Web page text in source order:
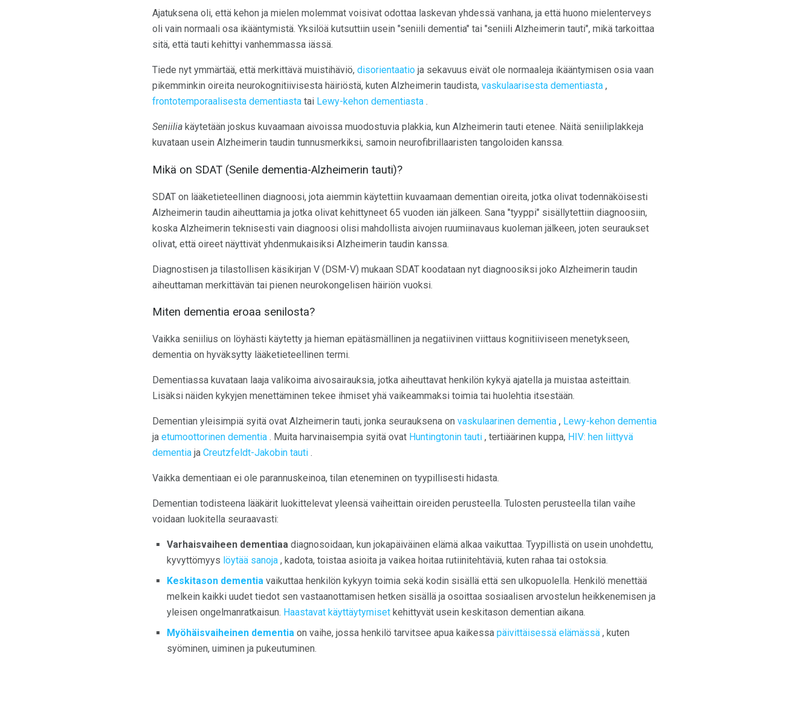
Ajatuksena oli, että kehon ja mielen molemmat voisivat odottaa laskevan yhdessä vanhana, ja että huono mielenterveys
oli vain normaali osa ikääntymistä. Yksilöä kutsuttiin usein "seniili dementia" tai "seniili Alzheimerin tauti", mikä tarkoittaa
sitä, että tauti kehittyi vanhemmassa iässä.
Tiede nyt ymmärtää, että merkittävä muistihäviö, disorientaatio ja sekavuus eivät ole normaaleja ikääntymisen osia vaan
pikemminkin oireita neurokognitiivisesta häiriöstä, kuten Alzheimerin taudista, vaskulaarisesta dementiasta ,
frontotemporaalisesta dementiasta tai Lewy-kehon dementiasta .
Seniilia käytetään joskus kuvaamaan aivoissa muodostuvia plakkia, kun Alzheimerin tauti etenee. Näitä seniiliplakkeja
kuvataan usein Alzheimerin taudin tunnusmerkiksi, samoin neurofibrillaaristen tangoloiden kanssa.
Mikä on SDAT (Senile dementia-Alzheimerin tauti)?
SDAT on lääketieteellinen diagnoosi, jota aiemmin käytettiin kuvaamaan dementian oireita, jotka olivat todennäköisesti
Alzheimerin taudin aiheuttamia ja jotka olivat kehittyneet 65 vuoden iän jälkeen. Sana "tyyppi" sisällytettiin diagnoosiin,
koska Alzheimerin teknisesti vain diagnoosi olisi mahdollista aivojen ruumiinavaus kuoleman jälkeen, joten seuraukset
olivat, että oireet näyttivät yhdenmukaisiksi Alzheimerin taudin kanssa.
Diagnostisen ja tilastollisen käsikirjan V (DSM-V) mukaan SDAT koodataan nyt diagnoosiksi joko Alzheimerin taudin
aiheuttaman merkittävän tai pienen neurokongelisen häiriön vuoksi.
Miten dementia eroaa senilosta?
Vaikka seniilius on löyhästi käytetty ja hieman epätäsmällinen ja negatiivinen viittaus kognitiiviseen menetykseen,
dementia on hyväksytty lääketieteellinen termi.
Dementiassa kuvataan laaja valikoima aivosairauksia, jotka aiheuttavat henkilön kykyä ajatella ja muistaa asteittain.
Lisäksi näiden kykyjen menettäminen tekee ihmiset yhä vaikeammaksi toimia tai huolehtia itsestään.
Dementian yleisimpiä syitä ovat Alzheimerin tauti, jonka seurauksena on vaskulaarinen dementia , Lewy-kehon dementia
ja etumoottorinen dementia . Muita harvinaisempia syitä ovat Huntingtonin tauti , tertiäärinen kuppa, HIV: hen liittyvä
dementia ja Creutzfeldt-Jakobin tauti .
Vaikka dementiaan ei ole parannuskeinoa, tilan eteneminen on tyypillisesti hidasta.
Dementian todisteena lääkärit luokittelevat yleensä vaiheittain oireiden perusteella. Tulosten perusteella tilan vaihe
voidaan luokitella seuraavasti:
Varhaisvaiheen dementiaa diagnosoidaan, kun jokapäiväinen elämä alkaa vaikuttaa. Tyypillistä on usein unohdettu,
kyvyttömyys löytää sanoja , kadota, toistaa asioita ja vaikea hoitaa rutiinitehtäviä, kuten rahaa tai ostoksia.
Keskitason dementia vaikuttaa henkilön kykyyn toimia sekä kodin sisällä että sen ulkopuolella. Henkilö menettää
melkein kaikki uudet tiedot sen vastaanottamisen hetken sisällä ja osoittaa sosiaalisen arvostelun heikkenemisen ja
yleisen ongelmanratkaisun. Haastavat käyttäytymiset kehittyvät usein keskitason dementian aikana.
Myöhäisvaiheinen dementia on vaihe, jossa henkilö tarvitsee apua kaikessa päivittäisessä elämässä , kuten
syöminen, uiminen ja pukeutuminen.